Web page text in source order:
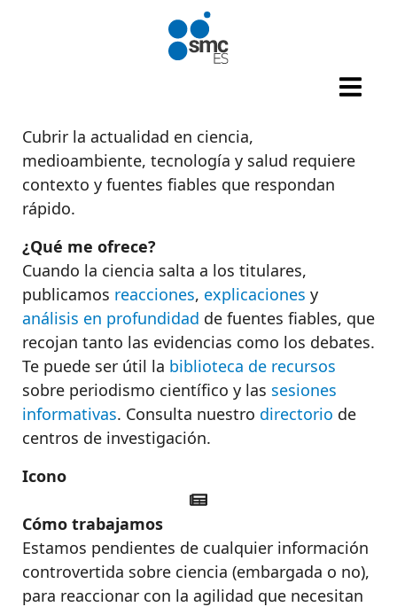
Pasar al contenido principal
Cubrir la actualidad en ciencia,
medioambiente, tecnología y salud requiere
contexto y fuentes fiables que respondan
rápido.
¿Qué me ofrece?
Cuando la ciencia salta a los titulares,
publicamos reacciones, explicaciones y
análisis en profundidad de fuentes fiables, que
recojan tanto las evidencias como los debates.
Te puede ser útil la biblioteca de recursos
sobre periodismo científico y las sesiones
informativas. Consulta nuestro directorio de
centros de investigación.
Icono
Cómo trabajamos
Estamos pendientes de cualquier información
controvertida sobre ciencia (embargada o no),
para reaccionar con la agilidad que necesitan